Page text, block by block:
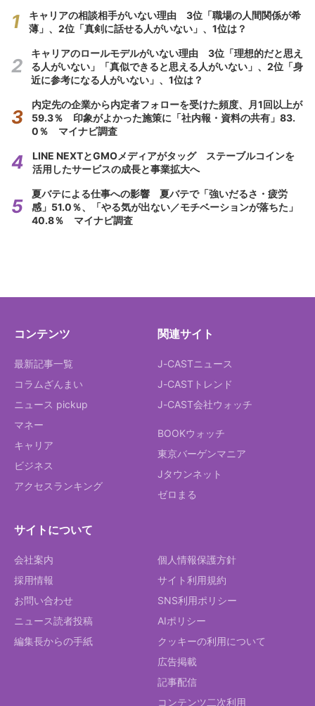
キャリアの相談相手がいない理由 3位「職場の人間関係が希
薄」、2位「真剣に話せる人がいない」、1位は？
キャリアのロールモデルがいない理由 3位「理想的だと思え
る人がいない」「真似できると思える人がいない」、2位「身
近に参考になる人がいない」、1位は？
内定先の企業から内定者フォローを受けた頻度、月1回以上が
59.3％ 印象がよかった施策に「社内報・資料の共有」83.
0％ マイナビ調査
LINE NEXTとGMOメディアがタッグ ステーブルコインを
活用したサービスの成長と事業拡大へ
夏バテによる仕事への影響 夏バテで「強いだるさ・疲労
感」51.0％、「やる気が出ない／モチベーションが落ちた」
40.8％ マイナビ調査
コンテンツ
最新記事一覧
コラムざんまい
ニュース pickup
マネー
キャリア
ビジネス
アクセスランキング
関連サイト
J-CASTニュース
J-CASTトレンド
J-CAST会社ウォッチ
BOOKウォッチ
東京バーゲンマニア
Jタウンネット
ゼロまる
サイトについて
会社案内
採用情報
お問い合わせ
ニュース読者投稿
編集長からの手紙
個人情報保護方針
サイト利用規約
SNS利用ポリシー
AIポリシー
クッキーの利用について
広告掲載
記事配信
コンテンツ二次利用